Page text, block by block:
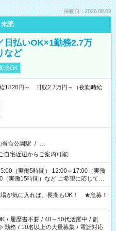
掲載日：2026.08.09
未読
日払いOK×1勤務2.7万
など
接OK
1820円～ 日収2.7万円～（夜勤時給
当台公園駅 / …
宅近辺からご案内可能
（実働5時間） 12:00～17:00（実働
間）など ご希望に応じて、
！ お気軽に担当へ相談ください！
が気に入れば、長期もOK！ ★急募！
/ 履歴書不要 / 40～50代活躍中 / 副
勤務 / 10名以上の大量募集 / 電話対応